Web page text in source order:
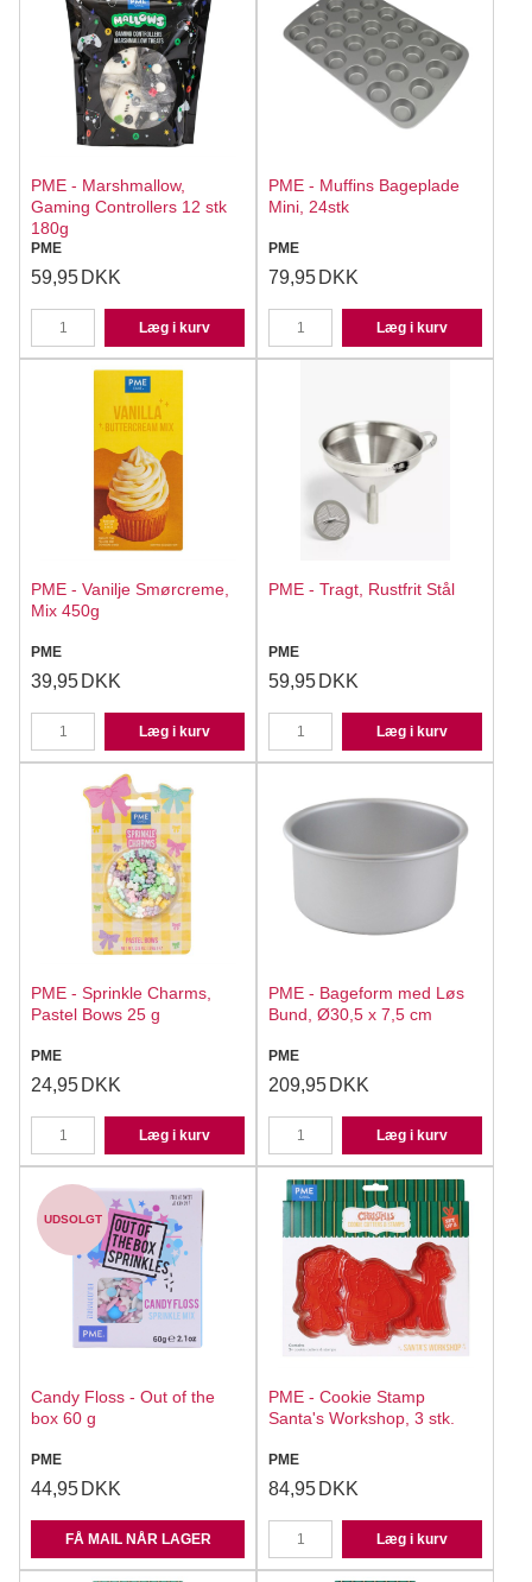
PME - Marshmallow,
Gaming Controllers 12 stk
180g
PME
59,95 DKK
Læg i kurv
PME - Muffins Bageplade
Mini, 24stk
PME
79,95 DKK
Læg i kurv
PME - Vanilje Smørcreme,
Mix 450g
PME
39,95 DKK
Læg i kurv
PME - Tragt, Rustfrit Stål
PME
59,95 DKK
Læg i kurv
PME - Sprinkle Charms,
Pastel Bows 25 g
PME
24,95 DKK
Læg i kurv
PME - Bageform med Løs
Bund, Ø30,5 x 7,5 cm
PME
209,95 DKK
Læg i kurv
UDSOLGT
Candy Floss - Out of the
box 60 g
PME
44,95 DKK
FÅ MAIL NÅR LAGER
PME - Cookie Stamp
Santa's Workshop, 3 stk.
PME
84,95 DKK
Læg i kurv